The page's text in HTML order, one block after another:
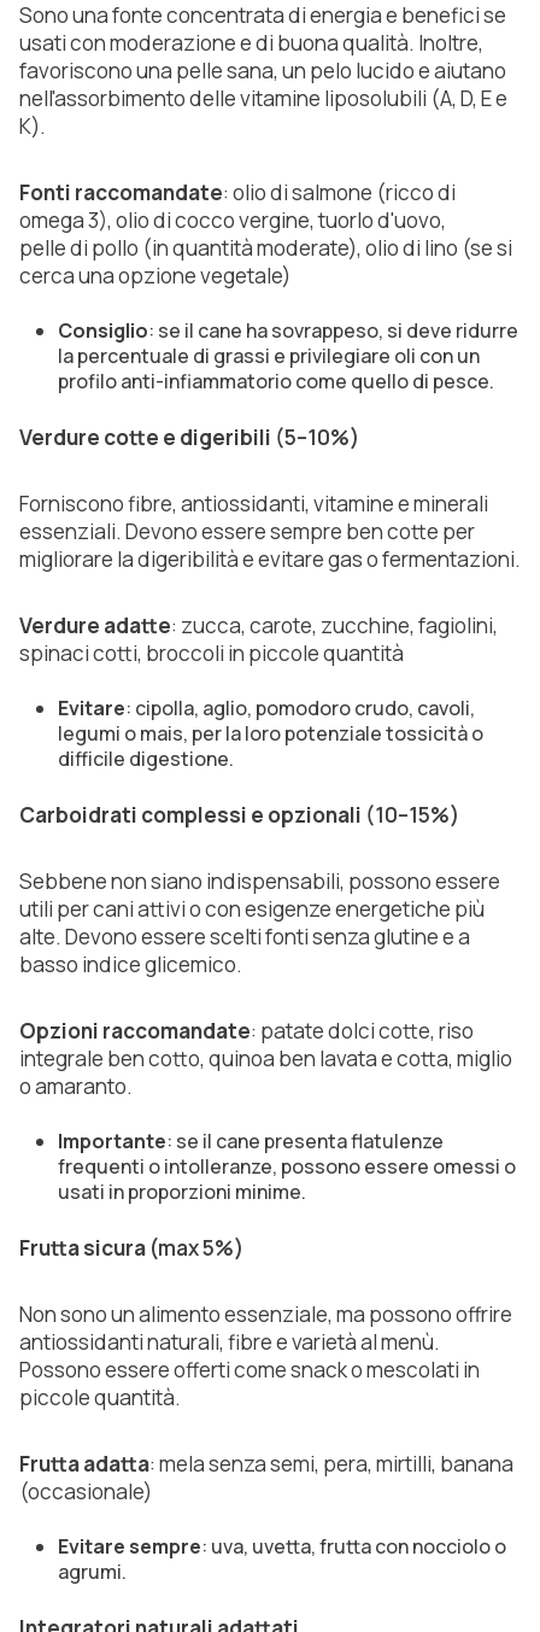
Sono una fonte concentrata di energia e benefici se
usati con moderazione e di buona qualità. Inoltre,
favoriscono una pelle sana, un pelo lucido e aiutano
nell'assorbimento delle vitamine liposolubili (A, D, E e
K).
Fonti raccomandate: olio di salmone (ricco di
omega 3), olio di cocco vergine, tuorlo d'uovo,
pelle di pollo (in quantità moderate), olio di lino (se si
cerca una opzione vegetale)
Consiglio: se il cane ha sovrappeso, si deve ridurre
la percentuale di grassi e privilegiare oli con un
profilo anti-infiammatorio come quello di pesce.
Verdure cotte e digeribili (5–10%)
Forniscono fibre, antiossidanti, vitamine e minerali
essenziali. Devono essere sempre ben cotte per
migliorare la digeribilità e evitare gas o fermentazioni.
Verdure adatte: zucca, carote, zucchine, fagiolini,
spinaci cotti, broccoli in piccole quantità
Evitare: cipolla, aglio, pomodoro crudo, cavoli,
legumi o mais, per la loro potenziale tossicità o
difficile digestione.
Carboidrati complessi e opzionali (10–15%)
Sebbene non siano indispensabili, possono essere
utili per cani attivi o con esigenze energetiche più
alte. Devono essere scelti fonti senza glutine e a
basso indice glicemico.
Opzioni raccomandate: patate dolci cotte, riso
integrale ben cotto, quinoa ben lavata e cotta, miglio
o amaranto.
Importante: se il cane presenta flatulenze
frequenti o intolleranze, possono essere omessi o
usati in proporzioni minime.
Frutta sicura (max 5%)
Non sono un alimento essenziale, ma possono offrire
antiossidanti naturali, fibre e varietà al menù.
Possono essere offerti come snack o mescolati in
piccole quantità.
Frutta adatta: mela senza semi, pera, mirtilli, banana
(occasionale)
Evitare sempre: uva, uvetta, frutta con nocciolo o
agrumi.